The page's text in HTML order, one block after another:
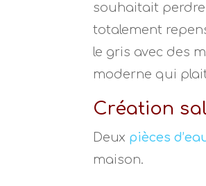
souhaitait perdre
totalement
le gris avec des
moderne qui
Création
Deux pièces
maison.